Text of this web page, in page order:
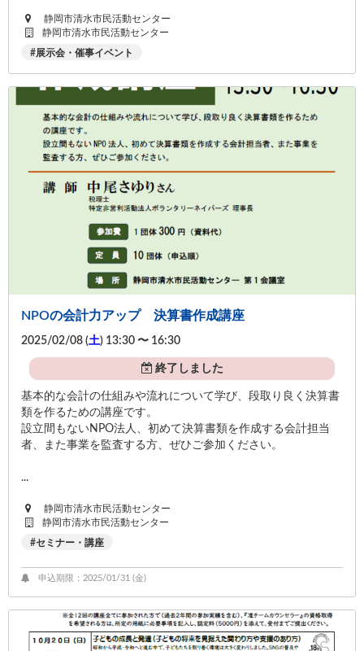
静岡市清水市民活動センター
静岡市清水市民活動センター
展示会・催事イベント
NPOの会計力アップ 決算書作成講座
2025/02/08 (土) 13:30 〜 16:30
終了しました
基本的な会計の仕組みや流れについて学び、段取り良く決算書
類を作るための講座です。
設立間もないNPO法人、初めて決算書類を作成する会計担当
者、また事業を監査する方、ぜひご参加ください。
...
静岡市清水市民活動センター
静岡市清水市民活動センター
セミナー・講座
申込期限：2025/01/31 (金)